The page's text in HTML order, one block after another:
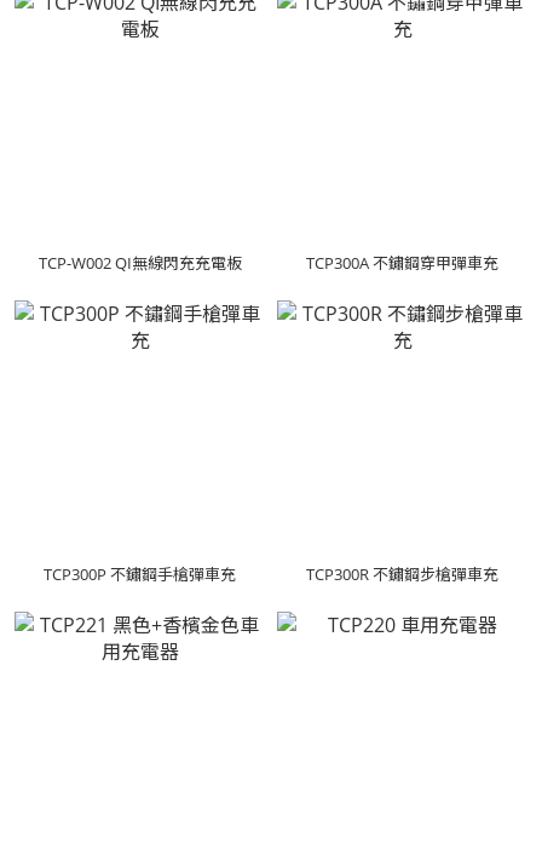
TCP-W002 QI無線閃充充電板 TCP300A 不鏽鋼穿甲彈車充
TCP300P 不鏽鋼手槍彈車充 TCP300R 不鏽鋼步槍彈車充